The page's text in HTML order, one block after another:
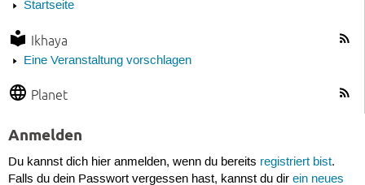
Startseite
Ikhaya
Eine Veranstaltung vorschlagen
Planet
Anmelden
Du kannst dich hier anmelden, wenn du bereits registriert bist.
Falls du dein Passwort vergessen hast, kannst du dir ein neues